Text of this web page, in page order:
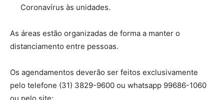
Coronavírus às unidades.
As áreas estão organizadas de forma a manter o
distanciamento entre pessoas.
Os agendamentos deverão ser feitos exclusivamente
pelo telefone (31) 3829-9600 ou whatsapp 99686-1060